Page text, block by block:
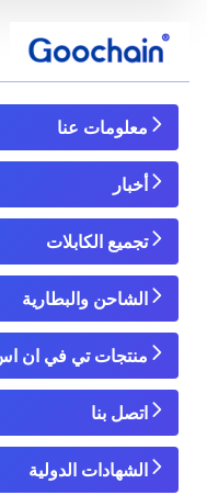
معلومات عنا
أخبار
تجميع الكابلات
الشاحن والبطارية
منتجات تي في ان
اتصل بنا
الشهادات الدولية